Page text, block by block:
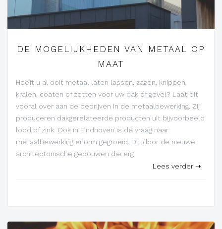
DE MOGELIJKHEDEN VAN METAAL OP
MAAT
Heeft u al ooit metaal laten lassen, zagen, knippen,
kralen, coaten of zetten voor uw dak of gevel? Laat dit
vooral over aan de bedrijven in de metaalbewerking. Zij
produceren dakgerelateerde producten uit bijvoorbeeld
lood of zink. Ook in Eindhoven is de vraag naar
metaalbewerking enorm gegroeid. Dit door de nieuwe
architectonische gebouwen die erg
Lees verder ➝